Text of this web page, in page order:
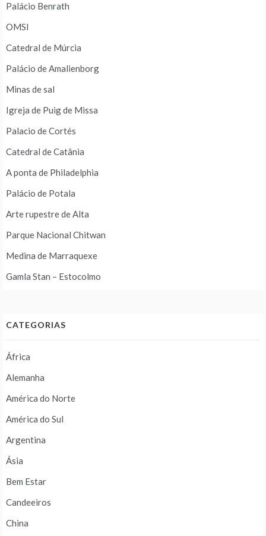
Palácio Benrath
OMSI
Catedral de Múrcia
Palácio de Amalienborg
Minas de sal
Igreja de Puig de Missa
Palacio de Cortés
Catedral de Catânia
A ponta de Philadelphia
Palácio de Potala
Arte rupestre de Alta
Parque Nacional Chitwan
Medina de Marraquexe
Gamla Stan – Estocolmo
CATEGORIAS
África
Alemanha
América do Norte
América do Sul
Argentina
Ásia
Bem Estar
Candeeiros
China